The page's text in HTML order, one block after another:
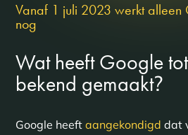
Vanaf 1 juli 2023 werkt alleen
nog
Wat heeft Google
bekend gemaakt?
Google heeft aangekondigd dat